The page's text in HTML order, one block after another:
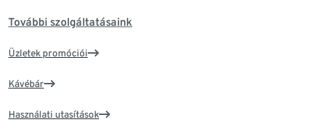
További szolgáltatásaink
Üzletek promóciói
Kávébár
Használati utasítások